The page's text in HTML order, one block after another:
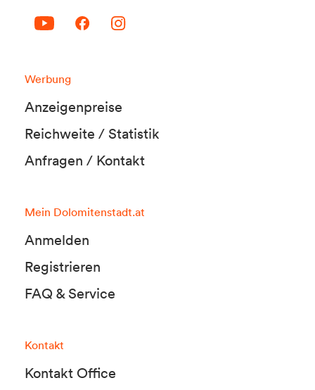
Werbung
Anzeigenpreise
Reichweite / Statistik
Anfragen / Kontakt
Mein Dolomitenstadt.at
Anmelden
Registrieren
FAQ & Service
Kontakt
Kontakt Office